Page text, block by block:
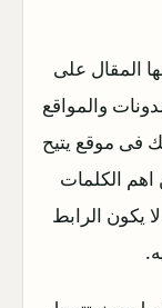
المقال على
والمواقع
فى موقع يتيح
الكلمات
يكون الرابط